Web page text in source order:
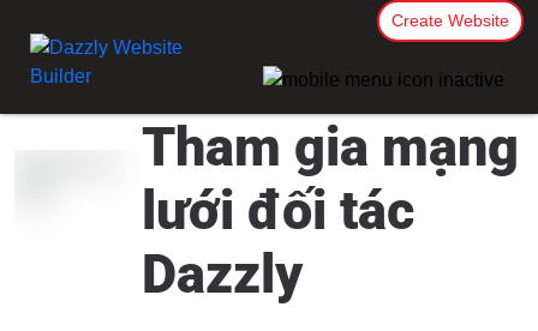
Create Website
Tham gia mạng
lưới đối tác
Dazzly